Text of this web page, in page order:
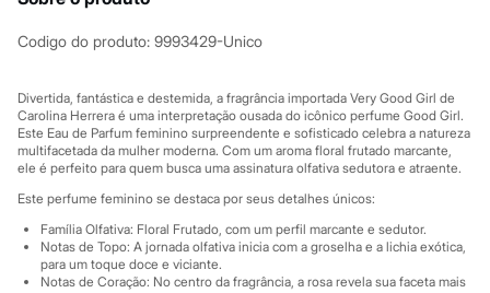
Chinelos
Rasteirinhas
Sandálias
Tênis
Marcas
City
Clock House
Mindset
Sawary
Yessica
Moda esportiva
Acessórios
Blusas
Codigo do produto: 9993429-Unico
Divertida, fantástica e destemida, a fragrância importada Very Good Girl de
Carolina Herrera é uma interpretação ousada do icônico perfume Good Girl.
Este Eau de Parfum feminino surpreendente e sofisticado celebra a natureza
multifacetada da mulher moderna. Com um aroma floral frutado marcante,
ele é perfeito para quem busca uma assinatura olfativa sedutora e atraente.
Este perfume feminino se destaca por seus detalhes únicos:
Família Olfativa: Floral Frutado, com um perfil marcante e sedutor.
Notas de Topo: A jornada olfativa inicia com a groselha e a lichia exótica,
para um toque doce e viciante.
Notas de Coração: No centro da fragrância, a rosa revela sua faceta mais